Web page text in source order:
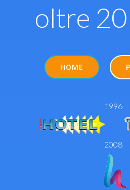
oltre 20
HOME
1996
2008